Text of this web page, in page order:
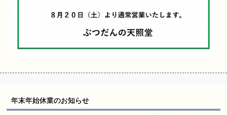
年末年始休業のお知らせ